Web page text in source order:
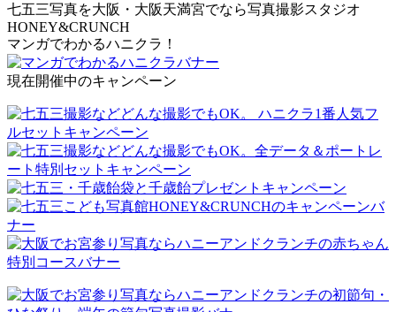
七五三写真を大阪・大阪天満宮でなら写真撮影スタジオ
HONEY&CRUNCH
マンガでわかるハニクラ！
現在開催中のキャンペーン